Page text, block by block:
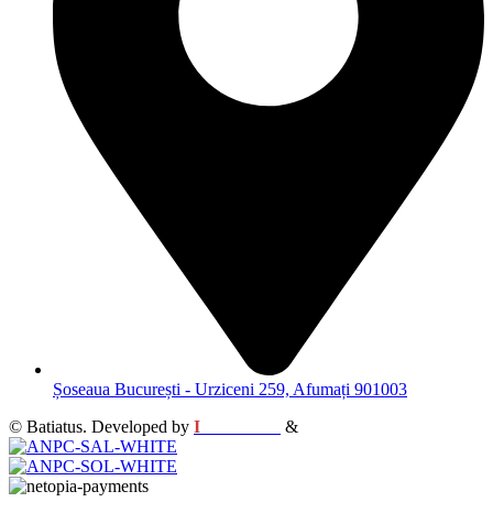
Șoseaua București - Urziceni 259, Afumați 901003
© Batiatus. Developed by I &